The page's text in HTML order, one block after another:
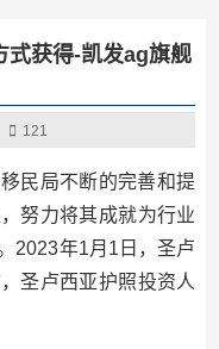
式获得-凯发ag旗舰
121
民局不断的完善和提
努力将其成就为行业
2023年1月1日，圣卢
圣卢西亚护照投资人